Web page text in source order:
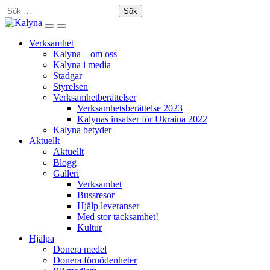
Skip
to
content
Sök
efter:
Search
site
Primary
Menu
Verksamhet
Kalyna – om oss
Kalyna i media
Stadgar
Styrelsen
Verksamhetberättelser
Verksamhetsberättelse 2023
Kalynas insatser för Ukraina 2022
Kalyna betyder
Aktuellt
Aktuellt
Blogg
Galleri
Verksamhet
Bussresor
Hjälp leveranser
Med stor tacksamhet!
Kultur
Hjälpa
Donera medel
Donera förnödenheter